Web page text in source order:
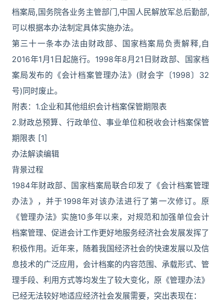
档案局,国务院各业务主管部门,中国人民解放军总后勤部,
可以根据本办法制定具体实施办法。
第三十一条本办法由财政部、国家档案局负责解释,自
2016年1月1日起施行。1998年8月21日财政部、国家档
案局发布的《会计档案管理办法》(财会字〔1998〕32
号)同时废止。
附表：1.企业和其他组织会计档案保管期限表
2.财政总预算、行政单位、事业单位和税收会计档案保管
期限表 [1]
办法解读编辑
背景过程
1984年财政部、国家档案局联合印发了《会计档案管理
办法》，并于1998年对该办法进行了第一次修订。原
《管理办法》实施10多年以来，对规范和加强单位会计
档案管理、促进会计工作更好地服务经济社会发展发挥了
积极作用。近年来，随着我国经济社会的快速发展以及信
息技术的广泛应用，会计档案的内容范围、承载形式、管
理手段、利用方式等均发生了较大变化，原《管理办法》
已经无法较好地适应经济社会发展需要，突出表现在：